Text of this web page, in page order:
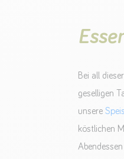
Bei all
geselligen
unsere
köstlichen